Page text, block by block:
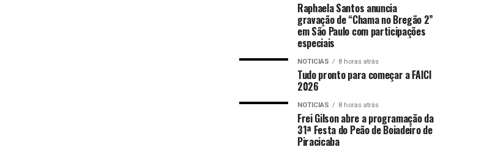
Raphaela Santos anuncia
gravação de “Chama no Bregão 2”
em São Paulo com participações
especiais
NOTICIAS 8 horas atrás
Tudo pronto para começar a FAICI
2026
NOTICIAS 8 horas atrás
Frei Gilson abre a programação da
31ª Festa do Peão de Boiadeiro de
Piracicaba